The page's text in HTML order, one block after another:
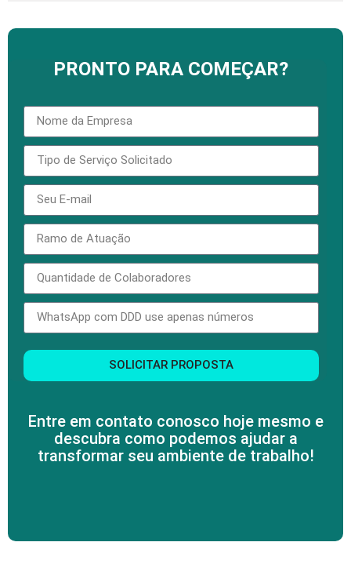
PRONTO PARA COMEÇAR?
SOLICITAR PROPOSTA
Entre em contato conosco hoje mesmo e
descubra como podemos ajudar a
transformar seu ambiente de trabalho!